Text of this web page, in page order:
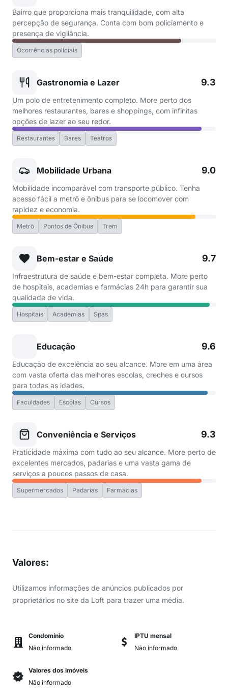
Bairro que proporciona mais tranquilidade, com alta
percepção de segurança. Conta com bom policiamento e
presença de vigilância.
Ocorrências policiais
Gastronomia e Lazer 9.3
Um polo de entretenimento completo. More perto dos
melhores restaurantes, bares e shoppings, com infinitas
opções de lazer ao seu redor.
Restaurantes Bares Teatros
Mobilidade Urbana 9.0
Mobilidade incomparável com transporte público. Tenha
acesso fácil a metrô e ônibus para se locomover com
rapidez e economia.
Metrô Pontos de Ônibus Trem
Bem-estar e Saúde 9.7
Infraestrutura de saúde e bem-estar completa. More perto
de hospitais, academias e farmácias 24h para garantir sua
qualidade de vida.
Hospitais Academias Spas
Educação 9.6
Educação de excelência ao seu alcance. More em uma área
com vasta oferta das melhores escolas, creches e cursos
para todas as idades.
Faculdades Escolas Cursos
Conveniência e Serviços 9.3
Praticidade máxima com tudo ao seu alcance. More perto de
excelentes mercados, padarias e uma vasta gama de
serviços a poucos passos de casa.
Supermercados Padarias Farmácias
Valores:
Utilizamos informações de anúncios publicados por
proprietários no site da Loft para trazer uma média.
Condomínio
Não informado
IPTU mensal
Não informado
Valores dos imóveis
Não informado